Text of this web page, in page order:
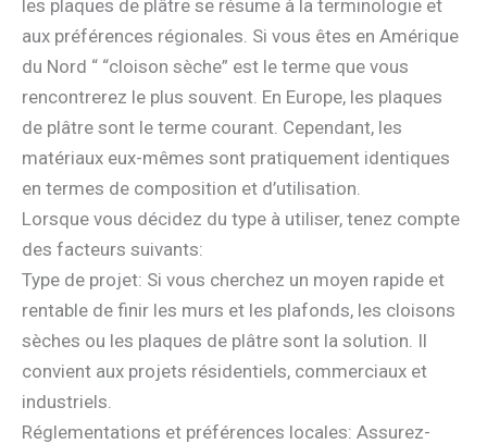
les plaques de plâtre se résume à la terminologie et
aux préférences régionales. Si vous êtes en Amérique
du Nord “ “cloison sèche” est le terme que vous
rencontrerez le plus souvent. En Europe, les plaques
de plâtre sont le terme courant. Cependant, les
matériaux eux-mêmes sont pratiquement identiques
en termes de composition et d’utilisation.
Lorsque vous décidez du type à utiliser, tenez compte
des facteurs suivants:
Type de projet: Si vous cherchez un moyen rapide et
rentable de finir les murs et les plafonds, les cloisons
sèches ou les plaques de plâtre sont la solution. Il
convient aux projets résidentiels, commerciaux et
industriels.
Réglementations et préférences locales: Assurez-